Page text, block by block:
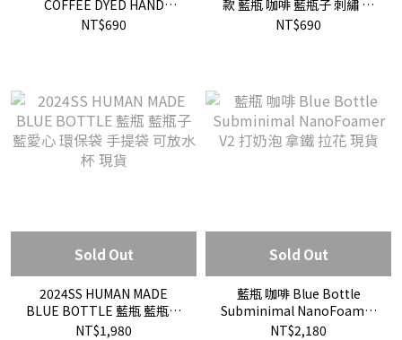
COFFEE DYED HAND
TOWEL 藍瓶 咖啡 擦手巾 毛
NT$690
款 藍瓶 咖啡 藍瓶子 刺繡 長
襪 襪子 限量 現貨
NT$690
Sold Out
2024SS HUMAN MADE
BLUE BOTTLE 藍瓶 藍瓶子
藍愛心 環保袋 手提袋 可放水
NT$1,980
Sold Out
藍瓶 咖啡 Blue Bottle
Subminimal NanoFoamer
V2 打奶泡 拿鐵 拉花 現貨
NT$2,180